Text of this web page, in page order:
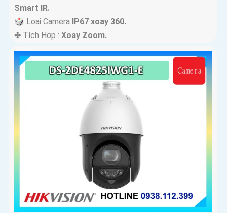
Smart IR.
🎲 Loại Camera IP67 xoay 360.
️✤ Tích Hợp : Xoay Zoom.